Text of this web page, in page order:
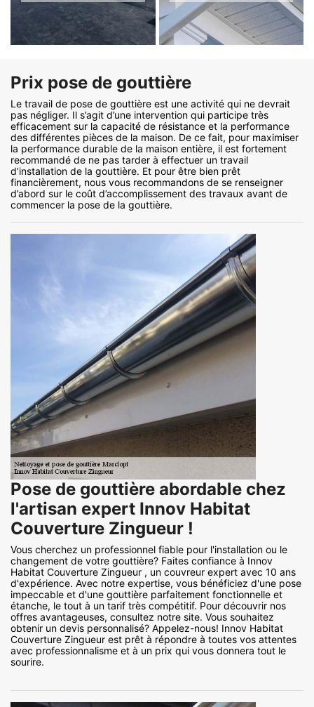
Prix pose de gouttière
Le travail de pose de gouttière est une activité qui ne devrait
pas négliger. Il s’agit d’une intervention qui participe très
efficacement sur la capacité de résistance et la performance
des différentes pièces de la maison. De ce fait, pour maximiser
la performance durable de la maison entière, il est fortement
recommandé de ne pas tarder à effectuer un travail
d’installation de la gouttière. Et pour être bien prêt
financièrement, nous vous recommandons de se renseigner
d’abord sur le coût d’accomplissement des travaux avant de
commencer la pose de la gouttière.
Pose de gouttière abordable chez
l'artisan expert Innov Habitat
Couverture Zingueur !
Vous cherchez un professionnel fiable pour l'installation ou le
changement de votre gouttière? Faites confiance à Innov
Habitat Couverture Zingueur , un couvreur expert avec 10 ans
d'expérience. Avec notre expertise, vous bénéficiez d'une pose
impeccable et d'une gouttière parfaitement fonctionnelle et
étanche, le tout à un tarif très compétitif. Pour découvrir nos
offres avantageuses, consultez notre site. Vous souhaitez
obtenir un devis personnalisé? Appelez-nous! Innov Habitat
Couverture Zingueur est prêt à répondre à toutes vos attentes
avec professionnalisme et à un prix qui vous donnera tout le
sourire.